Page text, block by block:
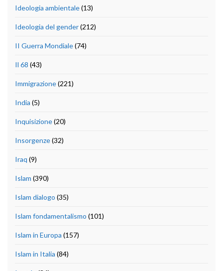
Ideologia ambientale(13)
Ideologia del gender(212)
II Guerra Mondiale(74)
Il 68 (43)
Immigrazione(221)
India (5)
Inquisizione(20)
Insorgenze(32)
Iraq (9)
Islam (390)
Islam dialogo (35)
Islam fondamentalismo (101)
Islam in Europa (157)
Islam in Italia (84)